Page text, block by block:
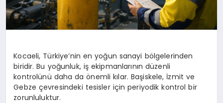
Kocaeli, Türkiye’nin en yoğun sanayi bölgelerinden
biridir. Bu yoğunluk, iş ekipmanlarının düzenli
kontrolünü daha da önemli kılar. Başiskele, İzmit ve
Gebze çevresindeki tesisler için periyodik kontrol bir
zorunluluktur.